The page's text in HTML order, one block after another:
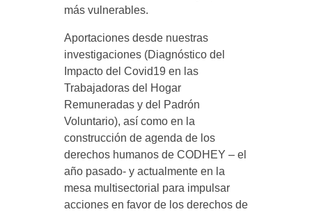
más vulnerables.
Aportaciones desde nuestras
investigaciones (Diagnóstico del
Impacto del Covid19 en las
Trabajadoras del Hogar
Remuneradas y del Padrón
Voluntario), así como en la
construcción de agenda de los
derechos humanos de CODHEY – el
año pasado- y actualmente en la
mesa multisectorial para impulsar
acciones en favor de los derechos de